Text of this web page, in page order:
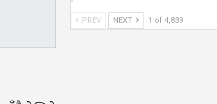
PREV NEXT 1 of 4,839